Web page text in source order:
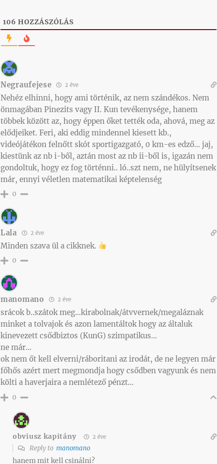
106 HOZZÁSZÓLÁS
Negraufejese 2 éve
Nehéz elhinni, hogy ami történik, az nem szándékos. Nem
önmagában Pinezits vagy II. Kun tevékenysége, hanem
többek között az, hogy éppen őket tették oda, ahová, meg az
elődjeiket. Feri, aki eddig mindennel kiesett kb.,
videójátékon felnőtt skót sportigazgató, 0 km-es edző… jaj,
kiestünk az nb i-ből, aztán most az nb ii-ből is, igazán nem
gondoltuk, hogy ez fog történni.. ló..szt nem, ne hülyítsenek
már, ennyi véletlen matematikai képtelenség
0
Lala 2 éve
Minden szava ül a cikknek.
0
manomano 2 éve
srácok b..szátok meg…kirabolnak/átvvernek/megaláznak
minket a tolvajok és azon lamentáltok hogy az általuk
kinevezett csődbiztos (KunG) szimpatikus…
ne már…
ok nem őt kell elverni/ráboritani az irodát, de ne legyen már
főhős azért mert megmondja hogy csődben vagyunk és nem
költi a haverjaira a nemlétező pénzt…
0
obviusz kapitány 2 éve
Reply to manomano
hanem mit kell csinálni?